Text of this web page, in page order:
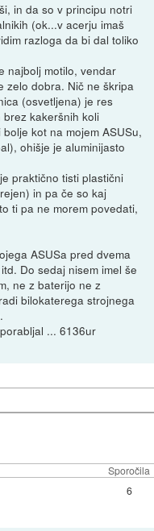
in da so v principu notri
(ok...v acerju imaš
razloga da bi dal toliko
najbolj motilo, vendar
zelo dobra. Nič ne škripa
(osvetljena) je res
kakeršnih koli
kot na mojem ASUSu,
ohišje je aluminijasto
praktično tisti plastični
in pa če so kaj
ti pa ne morem povedati,
ASUSa pred dvema
Do sedaj nisem imel še
ne z baterijo ne z
bilokaterega strojnega
... 6136ur
Sporočila
6